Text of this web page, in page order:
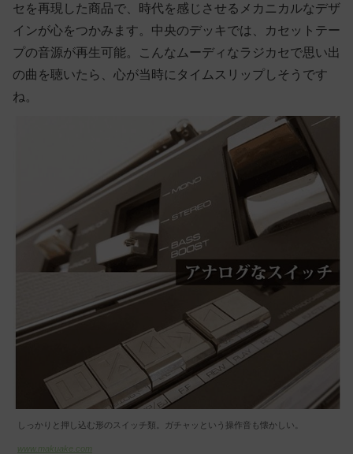
セを再現した商品で、時代を感じさせるメカニカルなデザ
インが心をつかみます。中央のデッキでは、カセットテー
プの音源が再生可能。こんなムーディなラジカセで思い出
の曲を聴いたら、心が当時にタイムスリップしそうです
ね。
しっかりと押し込む形のスイッチ類。ガチャッという操作音も懐かしい。
www.makuake.com